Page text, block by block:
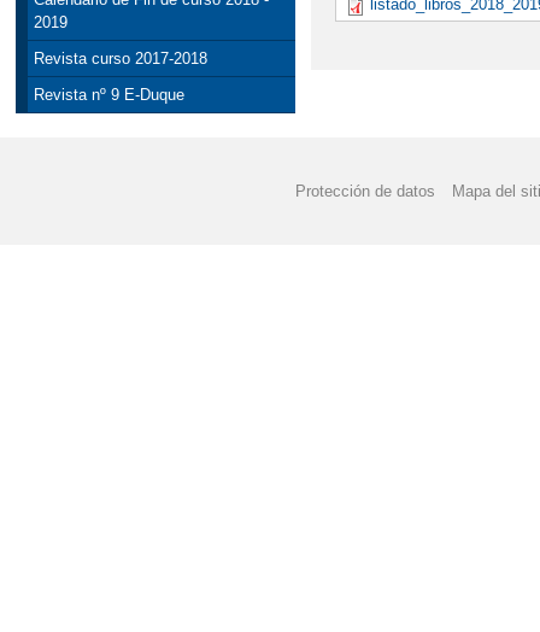
2019
Revista curso 2017-2018
Revista nº 9 E-Duque
Protección de datos Mapa del